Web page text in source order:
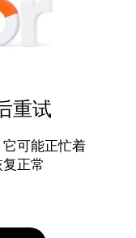
重试
可能正忙着
正常